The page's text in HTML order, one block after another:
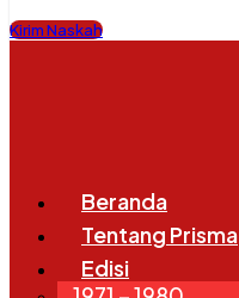
Kirim Naskah
Beranda
Tentang Prisma
Edisi